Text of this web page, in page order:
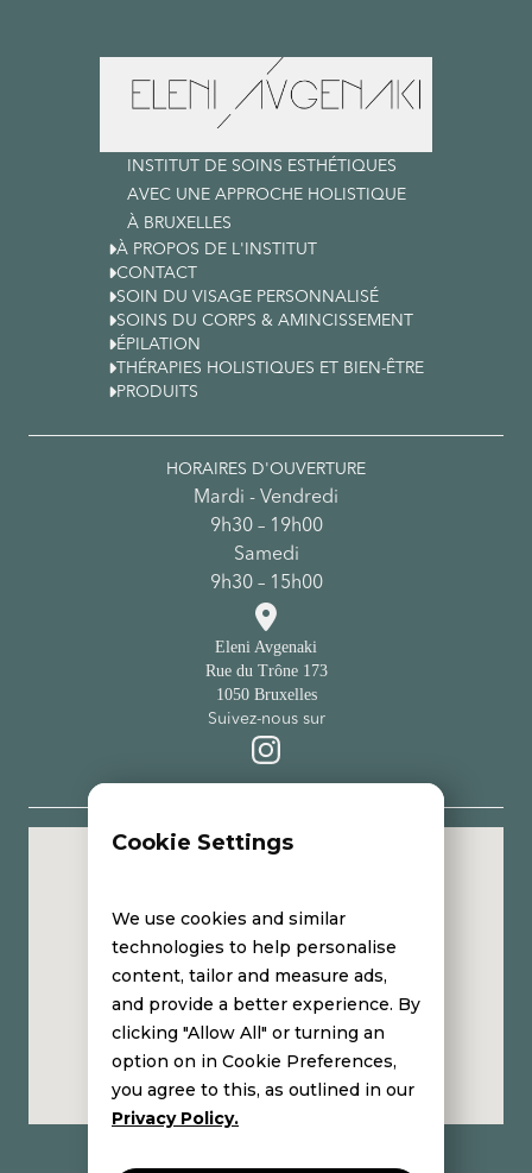
INSTITUT DE SOINS ESTHÉTIQUES
AVEC UNE APPROCHE HOLISTIQUE
À BRUXELLES
À PROPOS DE L'INSTITUT
CONTACT
SOIN DU VISAGE PERSONNALISÉ
SOINS DU CORPS & AMINCISSEMENT
ÉPILATION
 THÉRAPIES HOLISTIQUES ET BIEN-ÊTRE
PRODUITS
HORAIRES D'OUVERTURE
Mardi - Vendredi
9h30 – 19h00
Samedi
9h30 – 15h00

Eleni Avgenaki
Rue du Trône 173
1050 Bruxelles
Suivez-nous sur
approche holistique
Cookie Settings
We use cookies and similar
technologies to help personalise
content, tailor and measure ads,
and provide a better experience. By
clicking "Allow All" or turning an
option on in Cookie Preferences,
you agree to this, as outlined in our
Privacy Policy.